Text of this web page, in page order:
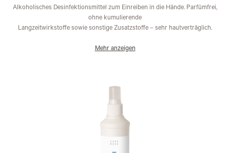
Alkoholisches Desinfektionsmittel zum Einreiben in die Hände. Parfümfrei,
ohne kumulierende
Langzeitwirkstoffe sowie sonstige Zusatzstoffe – sehr hautverträglich.
Mehr anzeigen